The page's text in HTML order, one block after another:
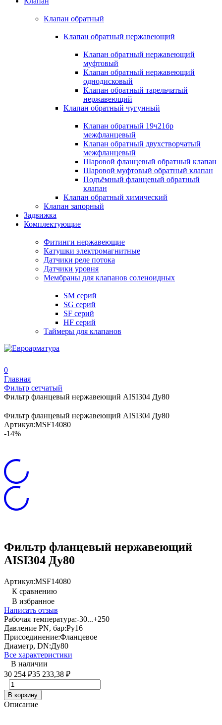
Клапан обратный
Клапан обратный нержавеющий
Клапан обратный нержавеющий
муфтовый
Клапан обратный нержавеющий
однодисковый
Клапан обратный тарельчатый
нержавеющий
Клапан обратный чугунный
Клапан обратный 19ч21бр
межфланцевый
Клапан обратный двухстворчатый
межфланцевый
Шаровой фланцевый обратный клапан
Шаровой муфтовый обратный клапан
Подъёмный фланцевый обратный
клапан
Клапан обратный химический
Клапан запорный
Задвижка
Комплектующие
Фитинги нержавеющие
Катушки электромагнитные
Датчики реле потока
Датчики уровня
Мембраны для клапанов соленоидных
SM серий
SG серий
SF серий
HF серий
Таймеры для клапанов
0
Главная
Фильтр сетчатый
Фильтр фланцевый нержавеющий AISI304 Ду80
Фильтр фланцевый нержавеющий AISI304 Ду80
Артикул:MSF14080
-14%
Фильтр фланцевый нержавеющий
AISI304 Ду80
Артикул:MSF14080
К сравнению
В избранное
Написать отзыв
Рабочая температура:-30...+250
Давление PN, бар:Ру16
Присоединение:Фланцевое
Диаметр, DN:Ду80
Все характеристики
В наличии
30 254 ₽35 233,38 ₽
В корзину
Описание